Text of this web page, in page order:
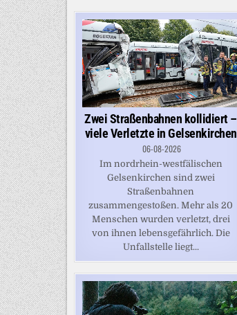
Zwei Straßenbahnen kollidiert –
viele Verletzte in Gelsenkirchen
06-08-2026
Im nordrhein-westfälischen
Gelsenkirchen sind zwei
Straßenbahnen
zusammengestoßen. Mehr als 20
Menschen wurden verletzt, drei
von ihnen lebensgefährlich. Die
Unfallstelle liegt...